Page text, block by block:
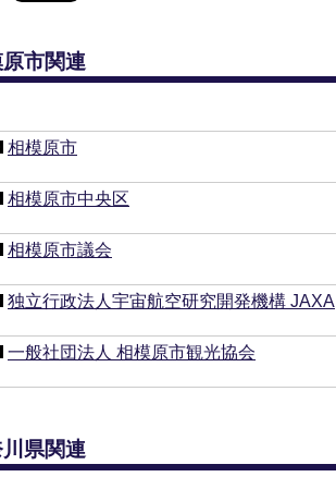
市関連
相模原市
相模原市中央区
相模原市議会
独立行政法人宇宙航空研究開発機構 JAXA
一般社団法人 相模原市観光協会
県関連